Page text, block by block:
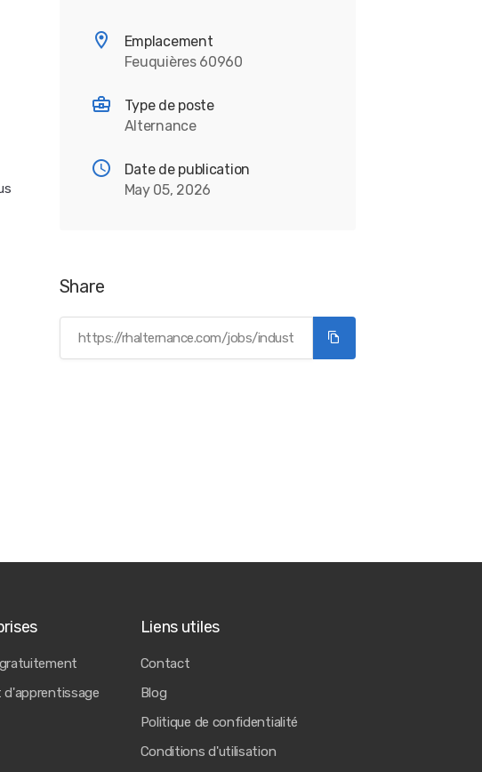
Emplacement
Feuquières 60960
Type de poste
Alternance
Date de publication
May 05, 2026
Share
Liens utiles
Contact
Blog
Politique de confidentialité
Conditions d'utilisation